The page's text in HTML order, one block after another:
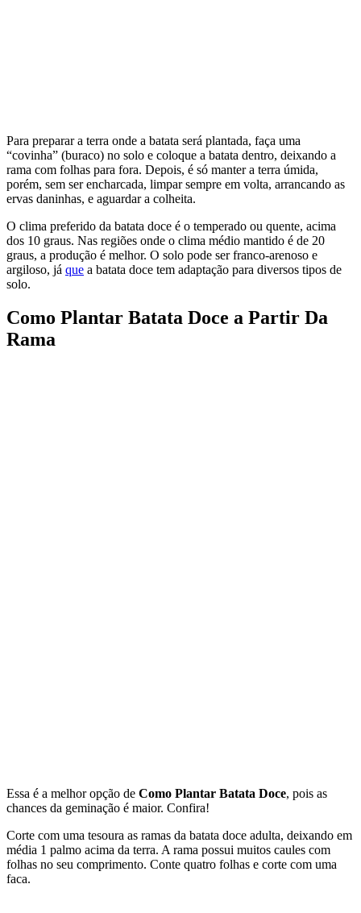
Para preparar a terra onde a batata será plantada, faça uma
“covinha” (buraco) no solo e coloque a batata dentro, deixando a
rama com folhas para fora. Depois, é só manter a terra úmida,
porém, sem ser encharcada, limpar sempre em volta, arrancando as
ervas daninhas, e aguardar a colheita.
O clima preferido da batata doce é o temperado ou quente, acima
dos 10 graus. Nas regiões onde o clima médio mantido é de 20
graus, a produção é melhor. O solo pode ser franco-arenoso e
argiloso, já que a batata doce tem adaptação para diversos tipos de
solo.
Como Plantar Batata Doce a Partir Da
Rama
Essa é a melhor opção de Como Plantar Batata Doce, pois as
chances da geminação é maior. Confira!
Corte com uma tesoura as ramas da batata doce adulta, deixando em
média 1 palmo acima da terra. A rama possui muitos caules com
folhas no seu comprimento. Conte quatro folhas e corte com uma
faca.